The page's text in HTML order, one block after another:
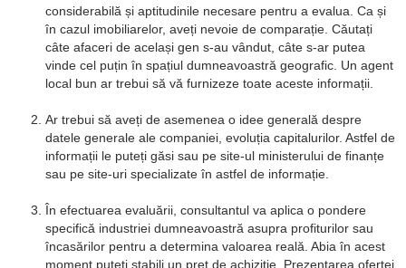
considerabilă și aptitudinile necesare pentru a evalua. Ca și
în cazul imobiliarelor, aveți nevoie de comparație. Căutați
câte afaceri de același gen s-au vândut, câte s-ar putea
vinde cel puțin în spațiul dumneavoastră geografic. Un agent
local bun ar trebui să vă furnizeze toate aceste informații.
Ar trebui să aveți de asemenea o idee generală despre
datele generale ale companiei, evoluția capitalurilor. Astfel de
informații le puteți găsi sau pe site-ul ministerului de finanțe
sau pe site-uri specializate în astfel de informație.
În efectuarea evaluării, consultantul va aplica o pondere
specifică industriei dumneavoastră asupra profiturilor sau
încasărilor pentru a determina valoarea reală. Abia în acest
moment puteți stabili un preț de achiziție. Prezentarea ofertei